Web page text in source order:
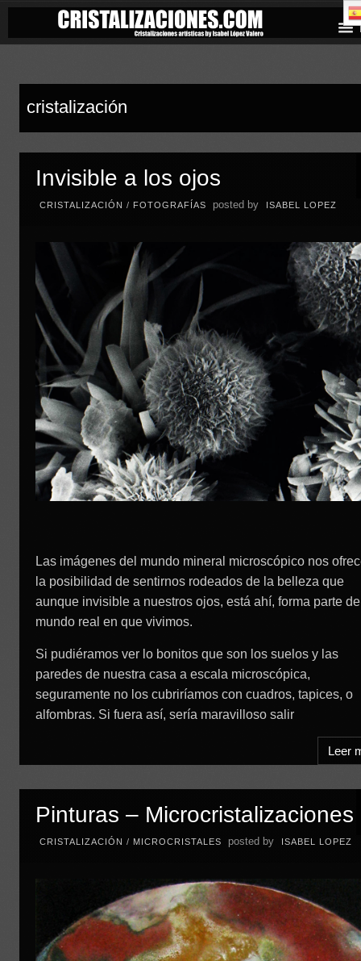
cristalización
Invisible a los ojos
CRISTALIZACIÓN / FOTOGRAFÍAS posted by ISABEL LOPEZ
Las imágenes del mundo mineral microscópico nos
la posibilidad de sentirnos rodeados de la belleza que
aunque invisible a nuestros ojos, está ahí, forma parte
mundo real en que vivimos.
Si pudiéramos ver lo bonitos que son los suelos y las
paredes de nuestra casa a escala microscópica,
seguramente no los cubriríamos con cuadros, tapices, o
alfombras. Si fuera así, sería maravilloso salir
Leer
Pinturas – Microcristalizaciones
CRISTALIZACIÓN / MICROCRISTALES posted by ISABEL LOPEZ